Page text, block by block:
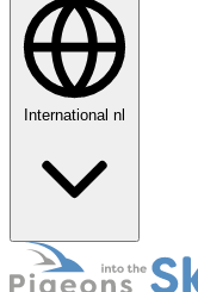
International nl